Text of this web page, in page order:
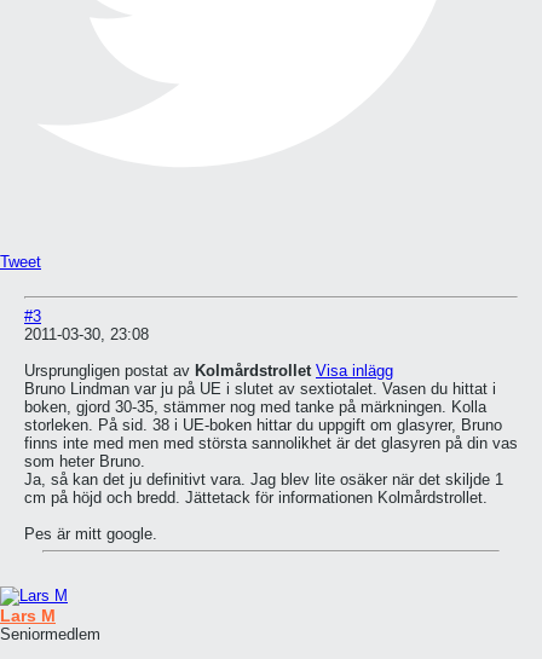
Tweet
#3
2011-03-30, 23:08
Ursprungligen postat av Kolmårdstrollet Visa inlägg
Bruno Lindman var ju på UE i slutet av sextiotalet. Vasen du hittat i
boken, gjord 30-35, stämmer nog med tanke på märkningen. Kolla
storleken. På sid. 38 i UE-boken hittar du uppgift om glasyrer, Bruno
finns inte med men med största sannolikhet är det glasyren på din vas
som heter Bruno.
Ja, så kan det ju definitivt vara. Jag blev lite osäker när det skiljde 1
cm på höjd och bredd. Jättetack för informationen Kolmårdstrollet.
Pes är mitt google.
Lars M
Seniormedlem